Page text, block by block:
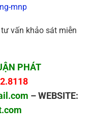
vấn khảo sát miễn
PHÁT
– WEBSITE: